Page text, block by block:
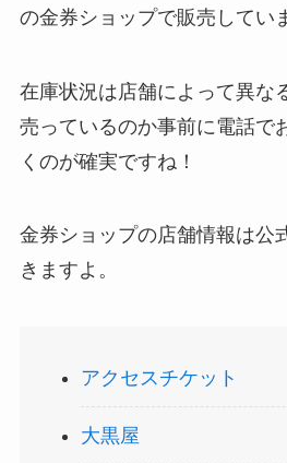
やニトリ？
アサイーの冷凍はどこに売っ
務スーパーで買える！
の金券ショップで販売してい
在庫状況は店舗によって異な
売っているのか事前に電話で
くのが確実ですね！
金券ショップの店舗情報は公
きますよ。
アクセスチケット
大黒屋